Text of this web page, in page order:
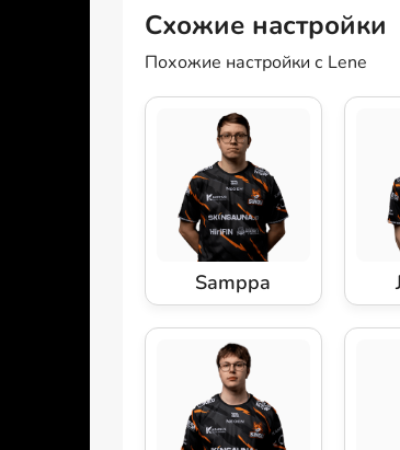
Схожие настройки
Похожие настройки с Lene
Samppa